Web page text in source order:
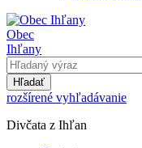
Obec
Ihľany
Hľadať
rozšírené vyhľadávanie
Divčata z Ihľan